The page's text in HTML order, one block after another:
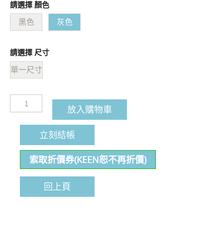
請選擇 顏色
黑色 灰色
請選擇 尺寸
單一尺寸
放入購物車
立刻結帳
索取折價券(KEEN恕不再折價)
回上頁